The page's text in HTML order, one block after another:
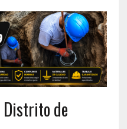
Distrito de